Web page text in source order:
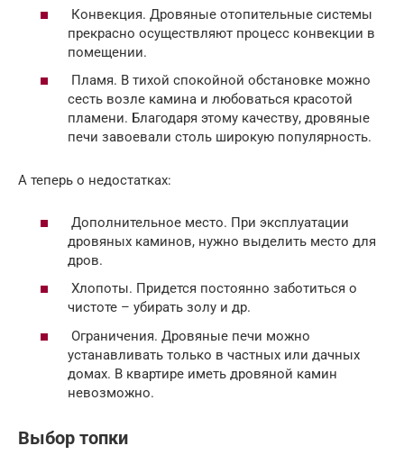
Конвекция. Дровяные отопительные системы
прекрасно осуществляют процесс конвекции в
помещении.
Пламя. В тихой спокойной обстановке можно
сесть возле камина и любоваться красотой
пламени. Благодаря этому качеству, дровяные
печи завоевали столь широкую популярность.
А теперь о недостатках:
Дополнительное место. При эксплуатации
дровяных каминов, нужно выделить место для
дров.
Хлопоты. Придется постоянно заботиться о
чистоте – убирать золу и др.
Ограничения. Дровяные печи можно
устанавливать только в частных или дачных
домах. В квартире иметь дровяной камин
невозможно.
Выбор топки